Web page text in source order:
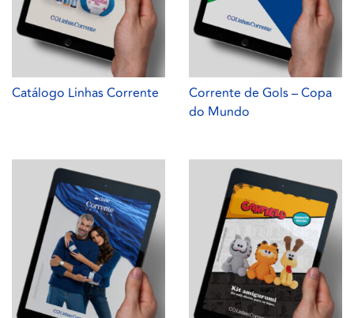
Catálogo Linhas Corrente
Corrente de Gols – Copa
do Mundo